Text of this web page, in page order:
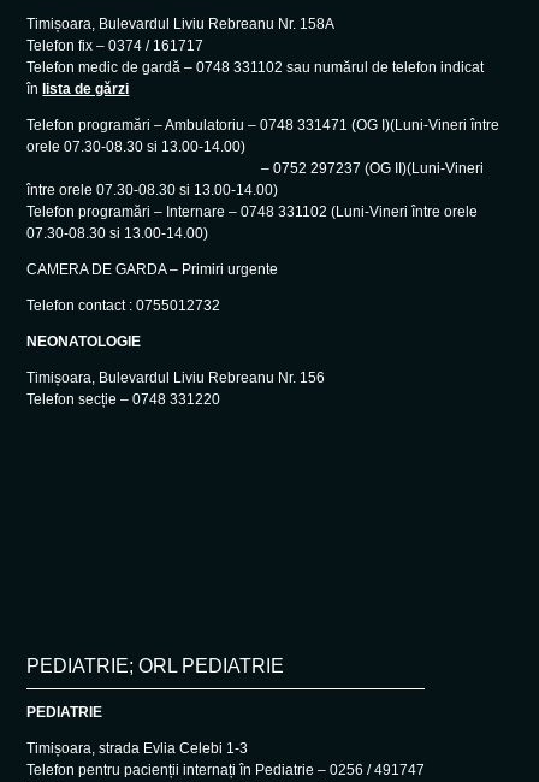
Timișoara, Bulevardul Liviu Rebreanu Nr. 158A
Telefon fix – 0374 / 161717
Telefon medic de gardă – 0748 331102 sau numărul de telefon indicat
în lista de gărzi
Telefon programări – Ambulatoriu – 0748 331471 (OG I)(Luni-Vineri între
orele 07.30-08.30 si 13.00-14.00)
– 0752 297237 (OG II)(Luni-Vineri
între orele 07.30-08.30 si 13.00-14.00)
Telefon programări – Internare – 0748 331102 (Luni-Vineri între orele
07.30-08.30 si 13.00-14.00)
CAMERA DE GARDA – Primiri urgente
Telefon contact : 0755012732
NEONATOLOGIE
Timișoara, Bulevardul Liviu Rebreanu Nr. 156
Telefon secție – 0748 331220
PEDIATRIE; ORL PEDIATRIE
PEDIATRIE
Timișoara, strada Evlia Celebi 1-3
Telefon pentru pacienții internați în Pediatrie – 0256 / 491747